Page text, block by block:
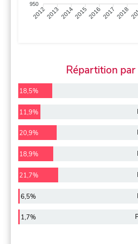
950
201220132014201520162017 2018
Répartition par
18,5%
11,9%
20,9%
18,9%
21,7%
6,5%
1,7%